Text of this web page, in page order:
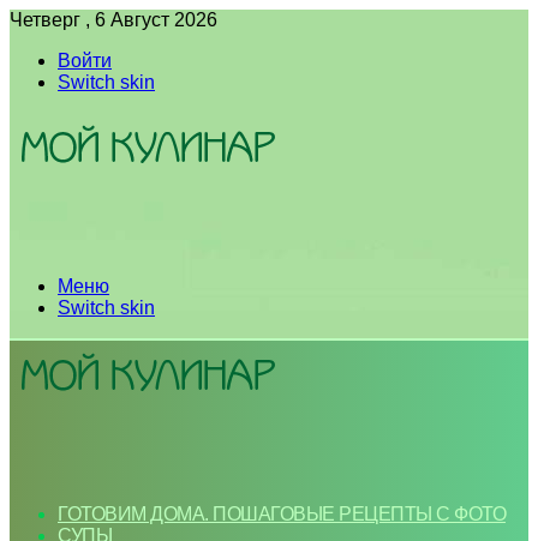
Четверг , 6 Август 2026
Войти
Switch skin
Меню
Switch skin
ГОТОВИМ ДОМА. ПОШАГОВЫЕ РЕЦЕПТЫ С ФОТО
СУПЫ